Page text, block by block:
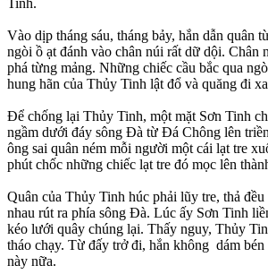
Vào dịp tháng sáu, tháng bảy, hắn dẫn quân
ngòi ồ ạt đánh vào chân núi rất dữ dội. Chân
phá từng mảng. Những chiếc cầu bắc qua
hung hãn của Thủy Tinh lật đổ và quăng đi
Để chống lại Thủy Tinh, một mặt Sơn Tinh
ngầm dưới đáy sông Đà từ Đá Chông lên
ông sai quân ném mỗi người một cái lạt tre
phút chốc những chiếc lạt tre đó mọc lên
Quân của Thủy Tinh húc phải lũy tre, thả
nhau rút ra phía sông Đà. Lúc ấy Sơn Tinh
kéo lưới quây chúng lại. Thấy nguy, Thủy
tháo chạy. Từ đấy trở đi, hắn không dám bén
này nữa.